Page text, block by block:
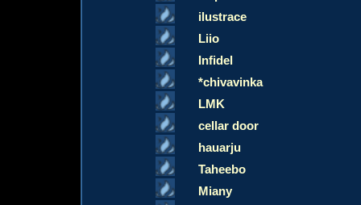
ilustrace
Liio
Infidel
*chivavinka
LMK
cellar door
hauarju
Taheebo
Miany